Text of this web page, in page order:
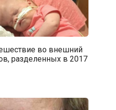
во внешний
разделенных в 2017